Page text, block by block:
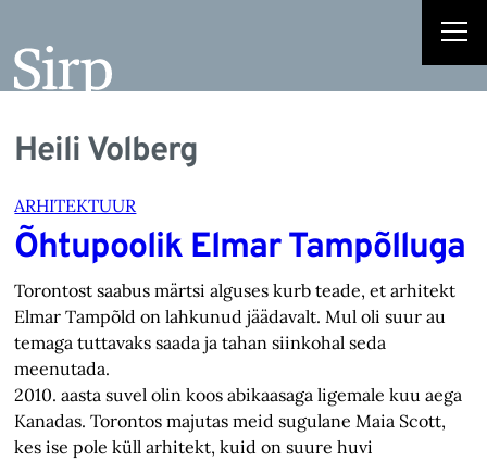
Heili Volberg
ARHITEKTUUR
Õhtupoolik Elmar Tampõlluga
Torontost saabus märtsi alguses kurb teade, et arhitekt
Elmar Tampõld on lahkunud jäädavalt. Mul oli suur au
temaga tuttavaks saada ja tahan siinkohal seda
meenutada.
2010. aasta suvel olin koos abikaasaga ligemale kuu aega
Kanadas. Torontos majutas meid sugulane Maia Scott,
kes ise pole küll arhitekt, kuid on suure huvi